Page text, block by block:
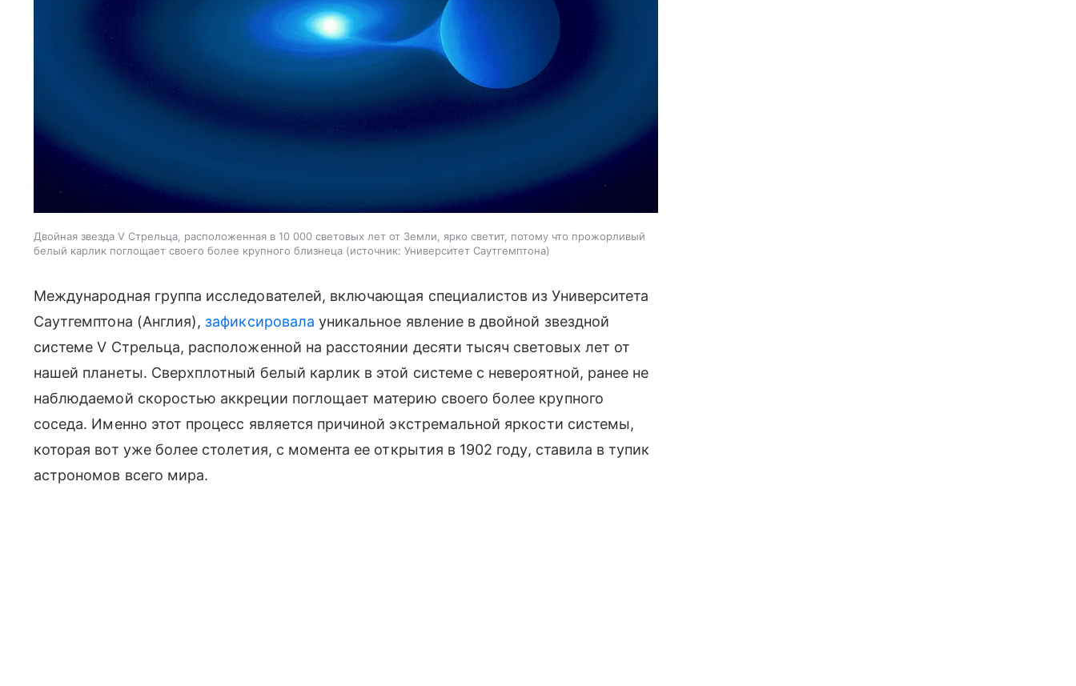
Двойная звезда V Стрельца, расположенная в 10 000 световых лет от Земли, ярко светит, потому что прожорливый
белый карлик поглощает своего более крупного близнеца
источник: Университет Саутгемптона
Международная группа исследователей, включающая специалистов из Университета
Саутгемптона (Англия), зафиксировала уникальное явление в двойной звездной
системе V Стрельца, расположенной на расстоянии десяти тысяч световых лет от
нашей планеты. Сверхплотный белый карлик в этой системе с невероятной, ранее не
наблюдаемой скоростью аккреции поглощает материю своего более крупного
соседа. Именно этот процесс является причиной экстремальной яркости системы,
которая вот уже более столетия, с момента ее открытия в 1902 году, ставила в тупик
астрономов всего мира.